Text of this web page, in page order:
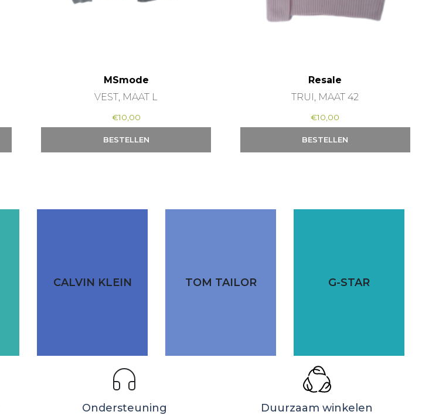
MSmode
VEST, MAAT L
€10,00
BESTELLEN
Resale
TRUI, MAAT 42
€10,00
BESTELLEN
CALVIN KLEIN TOM TAILOR G-STAR
Ondersteuning Duurzaam winkelen